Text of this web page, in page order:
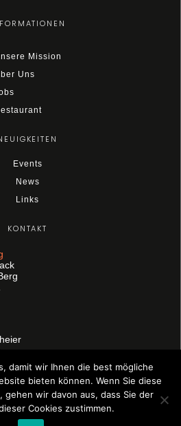
Mission
Uns
Events
News
Links
KONTAKT
Facebook Instagram LinkedIn
damit wir Ihnen die best mögliche
bieten können. Wenn Sie diese
wir davon aus, dass Sie der
Cookies zustimmen.